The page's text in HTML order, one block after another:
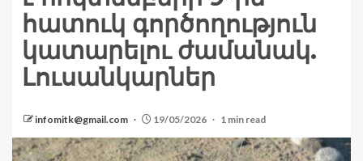
հատուկ գործողություն
կատարելու ժամանակ.
Լուսանկարներ
infomitk@gmail.com 19/05/2026 1 min read